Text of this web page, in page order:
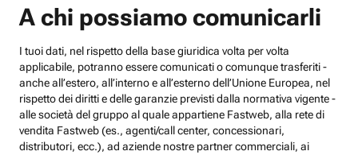
A chi possiamo comunicarli
I tuoi dati, nel rispetto della base giuridica volta per volta
applicabile, potranno essere comunicati o comunque trasferiti -
anche all’estero, all’interno e all’esterno dell’Unione Europea, nel
rispetto dei diritti e delle garanzie previsti dalla normativa vigente -
alle società del gruppo al quale appartiene Fastweb, alla rete di
vendita Fastweb (es., agenti/call center, concessionari,
distributori, ecc.), ad aziende nostre partner commerciali, ai